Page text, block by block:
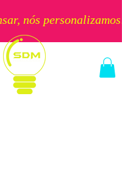
nós personalizamos!